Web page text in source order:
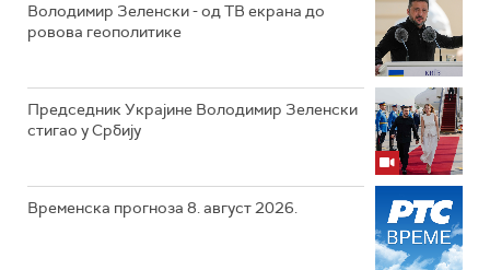
Володимир Зеленски - од ТВ екрана до
ровова геополитике
Председник Украјине Володимир Зеленски
стигао у Србију
Временска прогноза 8. август 2026.